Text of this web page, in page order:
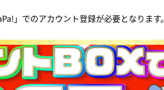
」でのアカウント登録が必要となります。